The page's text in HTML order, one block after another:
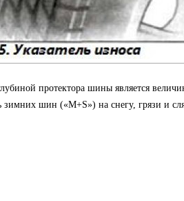
протектора шины является
зимних шин («М+S») на снегу, грязи и